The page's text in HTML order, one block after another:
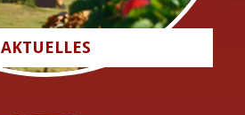
AKTUELLES